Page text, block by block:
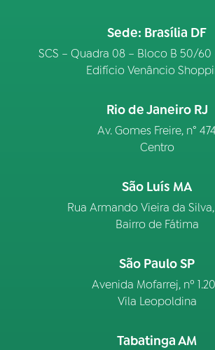
Sede: Brasília DF
SCS – Quadra 08 – Bloco B 50/60
Edifício Venâncio
Rio de Janeiro RJ
Av. Gomes Freire, n° 474
Centro
São Luís MA
Rua Armando Vieira da Silva,
Bairro de Fátima
São Paulo SP
Avenida Mofarrej, nº
Vila Leopoldina
Tabatinga AM